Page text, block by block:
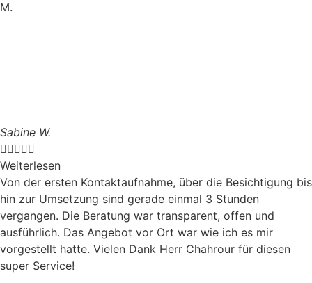
M.
Sabine W.

Weiterlesen
Von der ersten Kontaktaufnahme, über die Besichtigung bis
hin zur Umsetzung sind gerade einmal 3 Stunden
vergangen. Die Beratung war transparent, offen und
ausführlich. Das Angebot vor Ort war wie ich es mir
vorgestellt hatte. Vielen Dank Herr Chahrour für diesen
super Service!